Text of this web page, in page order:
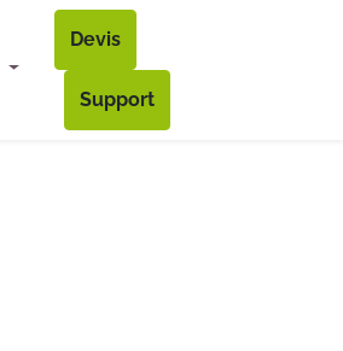
Accès à mon compte
Devis
Support